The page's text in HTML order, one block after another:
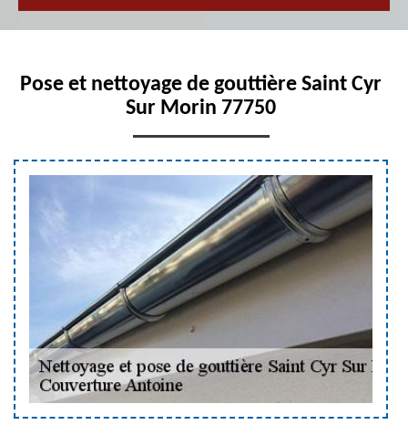
Pose et nettoyage de gouttière Saint Cyr
Sur Morin 77750